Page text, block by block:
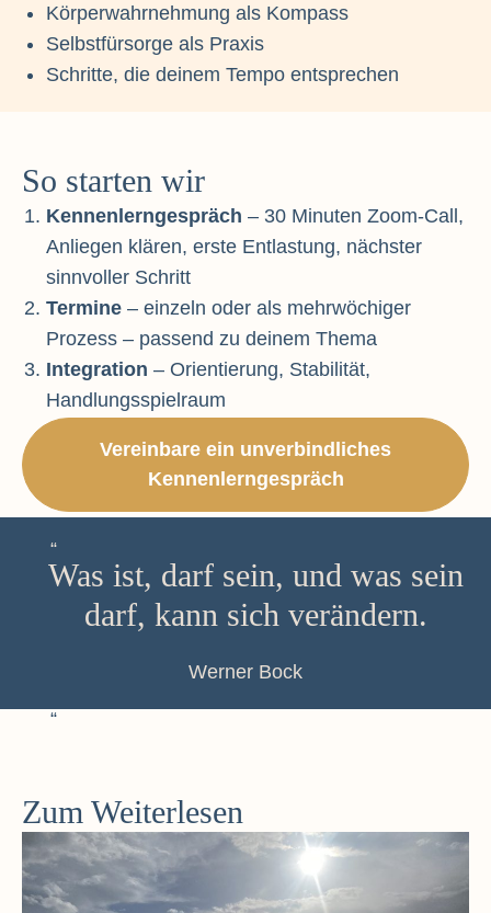
Körperwahrnehmung als Kompass
Selbstfürsorge als Praxis
Schritte, die deinem Tempo entsprechen
So starten wir
Kennenlerngespräch – 30 Minuten Zoom-Call,
Anliegen klären, erste Entlastung, nächster
sinnvoller Schritt
Termine– einzeln oder als mehrwöchiger
Prozess – passend zu deinem Thema
Integration – Orientierung, Stabilität,
Handlungsspielraum
Vereinbare ein unverbindliches
Kennenlerngespräch
Was ist, darf sein, und was sein
darf, kann sich verändern.
Werner Bock
Zum Weiterlesen